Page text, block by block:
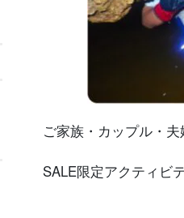
ご家族・カップル・
SALE限定アクティビ